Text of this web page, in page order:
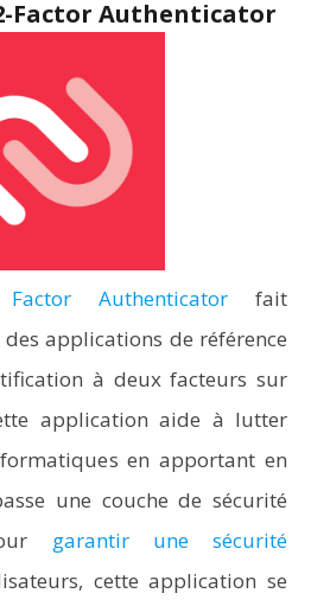
Factor Authenticator
Authenticatorfait
applications de référence
à deux facteurs sur
application aide à lutter
en apportant en
une couche de sécurité
garantir une sécurité
cette application se